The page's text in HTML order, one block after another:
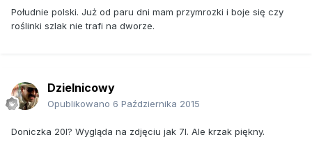
Południe polski. Już od paru dni mam przymrozki i boje się czy
roślinki szlak nie trafi na dworze.
Dzielnicowy
Opublikowano 6 Października 2015
Doniczka 20l? Wygląda na zdjęciu jak 7l. Ale krzak piękny.